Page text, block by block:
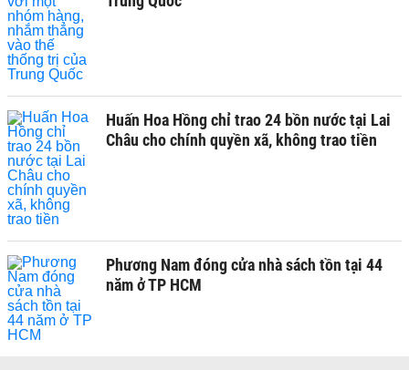
Huấn Hoa Hồng chỉ trao 24 bồn nước tại Lai
Châu cho chính quyền xã, không trao tiền
Phương Nam đóng cửa nhà sách tồn tại 44
năm ở TP HCM